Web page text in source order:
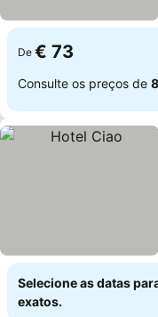
De € 73
Consulte os preços de
Selecione as datas
exatos.